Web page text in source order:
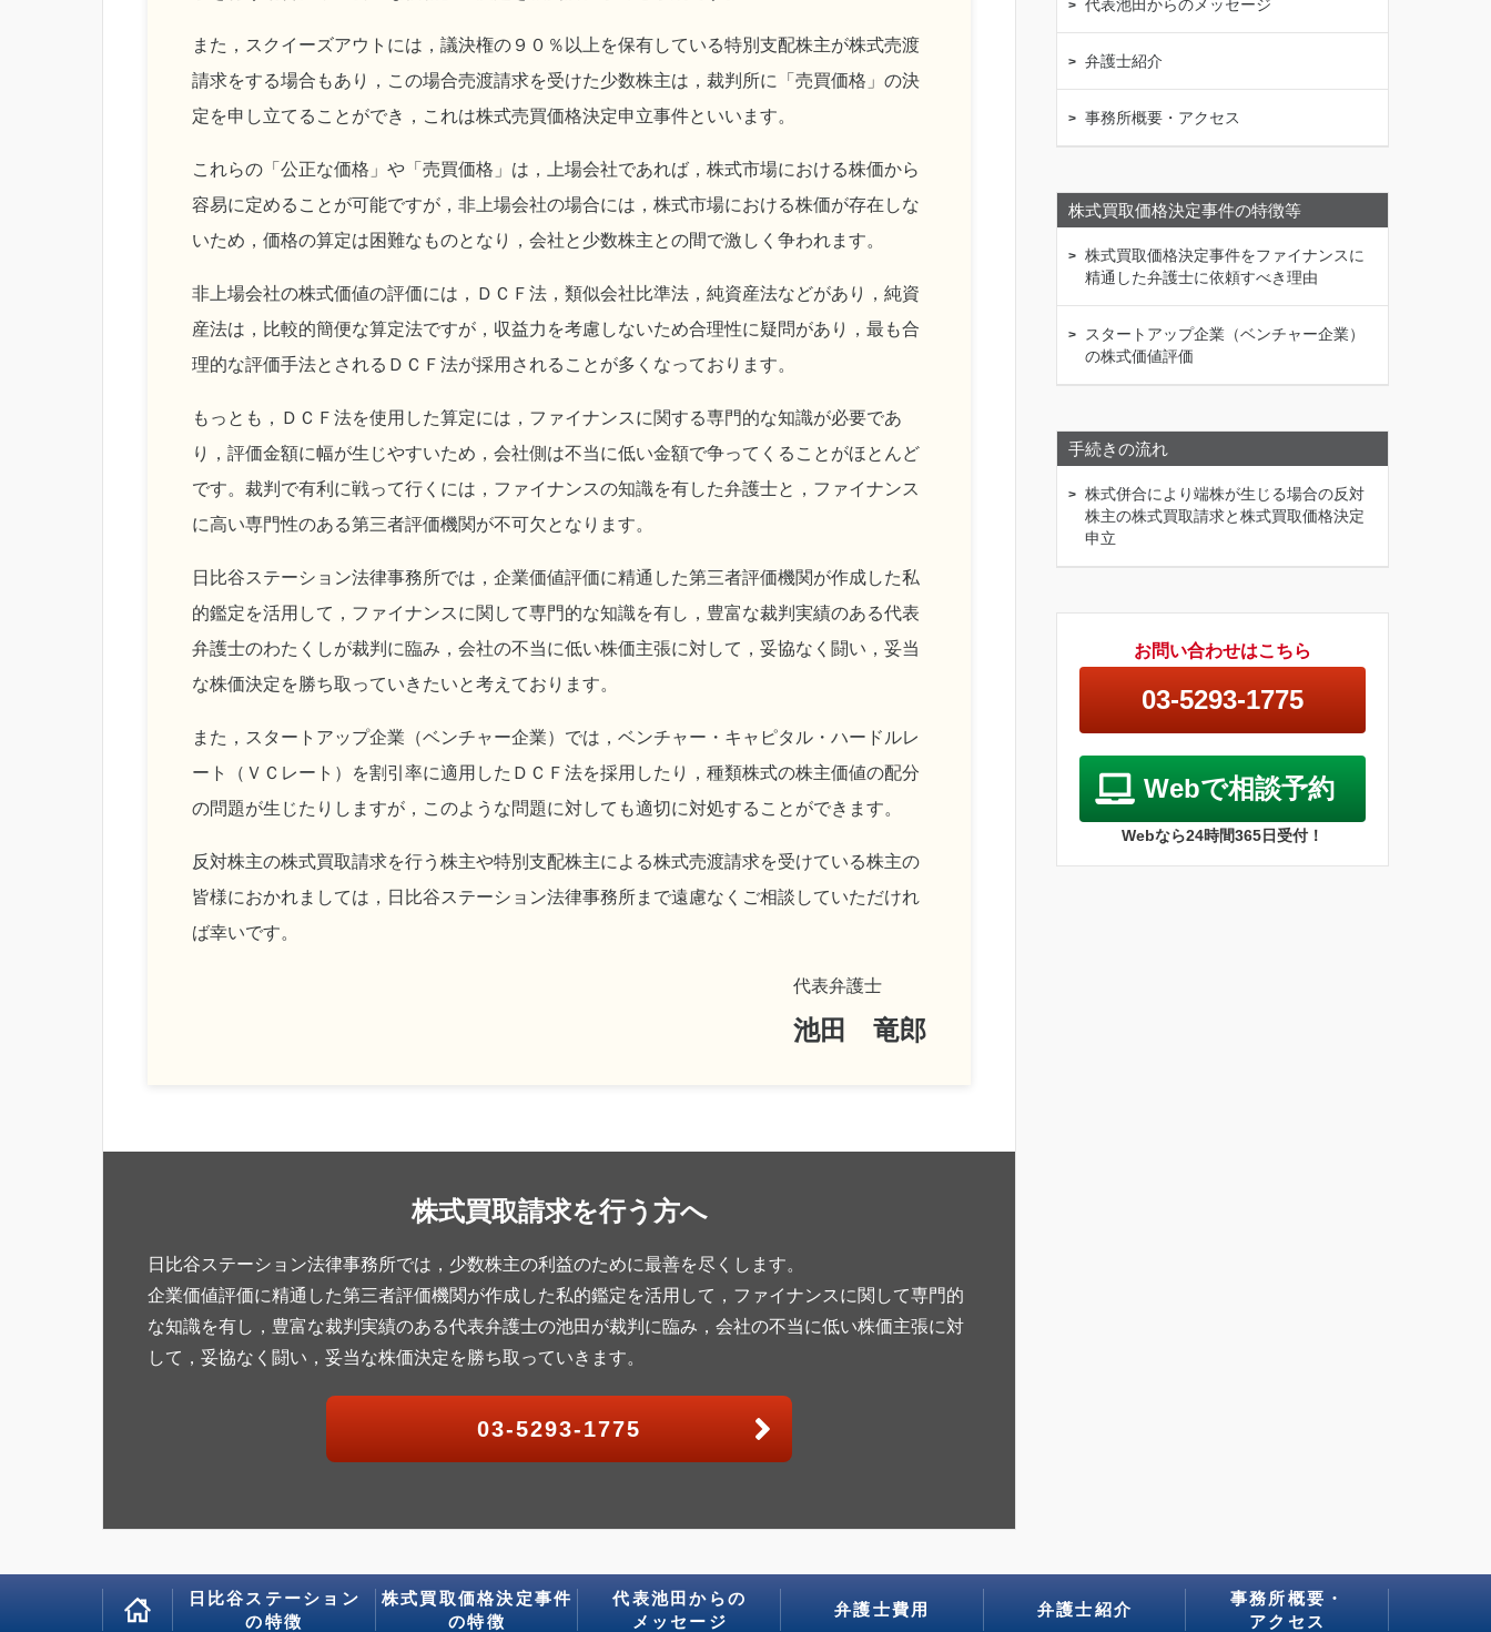
また，スクイーズアウトには，議決権の９０％以上を保有している特別支配株主が株式売渡
請求をする場合もあり，この場合売渡請求を受けた少数株主は，裁判所に「売買価格」の決
定を申し立てることができ，これは株式売買価格決定申立事件といいます。
これらの「公正な価格」や「売買価格」は，上場会社であれば，株式市場における株価から
容易に定めることが可能ですが，非上場会社の場合には，株式市場における株価が存在しな
いため，価格の算定は困難なものとなり，会社と少数株主との間で激しく争われます。
非上場会社の株式価値の評価には，ＤＣＦ法，類似会社比準法，純資産法などがあり，純資
産法は，比較的簡便な算定法ですが，収益力を考慮しないため合理性に疑問があり，最も合
理的な評価手法とされるＤＣＦ法が採用されることが多くなっております。
もっとも，ＤＣＦ法を使用した算定には，ファイナンスに関する専門的な知識が必要であ
り，評価金額に幅が生じやすいため，会社側は不当に低い金額で争ってくることがほとんど
です。裁判で有利に戦って行くには，ファイナンスの知識を有した弁護士と，ファイナンス
に高い専門性のある第三者評価機関が不可欠となります。
日比谷ステーション法律事務所では，企業価値評価に精通した第三者評価機関が作成した私
的鑑定を活用して，ファイナンスに関して専門的な知識を有し，豊富な裁判実績のある代表
弁護士のわたくしが裁判に臨み，会社の不当に低い株価主張に対して，妥協なく闘い，妥当
な株価決定を勝ち取っていきたいと考えております。
また，スタートアップ企業（ベンチャー企業）では，ベンチャー・キャピタル・ハードルレ
ート（ＶＣレート）を割引率に適用したＤＣＦ法を採用したり，種類株式の株主価値の配分
の問題が生じたりしますが，このような問題に対しても適切に対処することができます。
反対株主の株式買取請求を行う株主や特別支配株主による株式売渡請求を受けている株主の
皆様におかれましては，日比谷ステーション法律事務所まで遠慮なくご相談していただけれ
ば幸いです。
代表弁護士
池田 竜郎
株式買取請求を行う方へ
日比谷ステーション法律事務所では，少数株主の利益のために最善を尽くします。
企業価値評価に精通した第三者評価機関が作成した私的鑑定を活用して，ファイナンスに関して専門的
な知識を有し，豊富な裁判実績のある代表弁護士の池田が裁判に臨み，会社の不当に低い株価主張に対
して，妥協なく闘い，妥当な株価決定を勝ち取っていきます。
03-5293-1775
代表池田からのメッセージ
弁護士紹介
事務所概要・アクセス
株式買取価格決定事件の特徴等
株式買取価格決定事件をファイナンスに
精通した弁護士に依頼すべき理由
スタートアップ企業（ベンチャー企業）
の株式価値評価
手続きの流れ
株式併合により端株が生じる場合の反対
株主の株式買取請求と株式買取価格決定
申立
お問い合わせはこちら
03-5293-1775
Webで相談予約
Webなら24時間365日受付！
日比谷ステーション
の特徴
株式買取価格決定事件
の特徴
代表池田からの
メッセージ
弁護士費用 弁護士紹介
事務所概要・
アクセス